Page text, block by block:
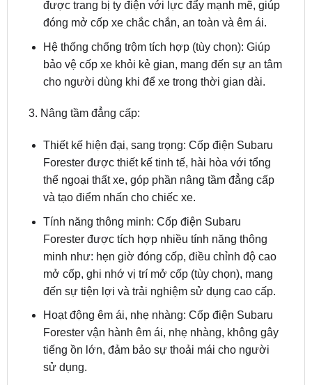
Hệ thống chống trộm tích hợp (tùy chọn): Giúp
bảo vệ cốp xe khỏi kẻ gian, mang đến sự an tâm
cho người dùng khi để xe trong thời gian dài.
3. Nâng tầm đẳng cấp:
Thiết kế hiện đại, sang trọng: Cốp điện Subaru
thể ngoại thất xe, góp phần nâng tầm đẳng cấp
và tạo điểm nhấn cho chiếc xe.
Tính năng thông minh: Cốp điện Subaru
Forester được tích hợp nhiều tính năng thông
minh như: hẹn giờ đóng cốp, điều chỉnh độ cao
mở cốp, ghi nhớ vị trí mở cốp (tùy chọn), mang
đến sự tiện lợi và trải nghiệm sử dụng cao cấp.
Hoạt động êm ái, nhẹ nhàng: Cốp điện Subaru
Forester vận hành êm ái, nhẹ nhàng, không gây
tiếng ồn lớn, đảm bảo sự thoải mái cho người
sử dụng.
4. Lợi ích thiết thực: